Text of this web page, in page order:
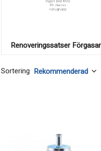
Renoveringssatser
Sortering